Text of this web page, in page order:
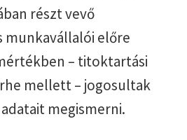
részt vevő
munkavállalói előre
– titoktartási
mellett – jogosultak
megismerni.